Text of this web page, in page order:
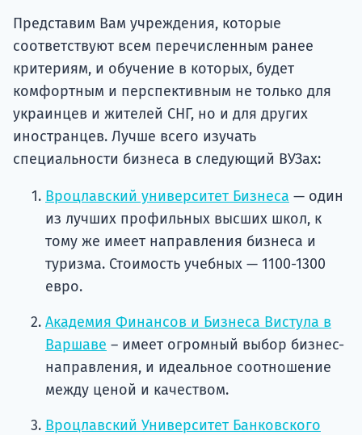
Представим Вам учреждения, которые
соответствуют всем перечисленным ранее
критериям, и обучение в которых, будет
комфортным и перспективным не только для
украинцев и жителей СНГ, но и для других
иностранцев. Лучше всего изучать
специальности бизнеса в следующий ВУЗах:
Вроцлавский университет Бизнеса — один
из лучших профильных высших школ, к
тому же имеет направления бизнеса и
туризма. Стоимость учебных — 1100-1300
евро.
Академия Финансов и Бизнеса Вистула в
Варшаве – имеет огромный выбор бизнес-
направления, и идеальное соотношение
между ценой и качеством.
Вроцлавский Университет Банковского